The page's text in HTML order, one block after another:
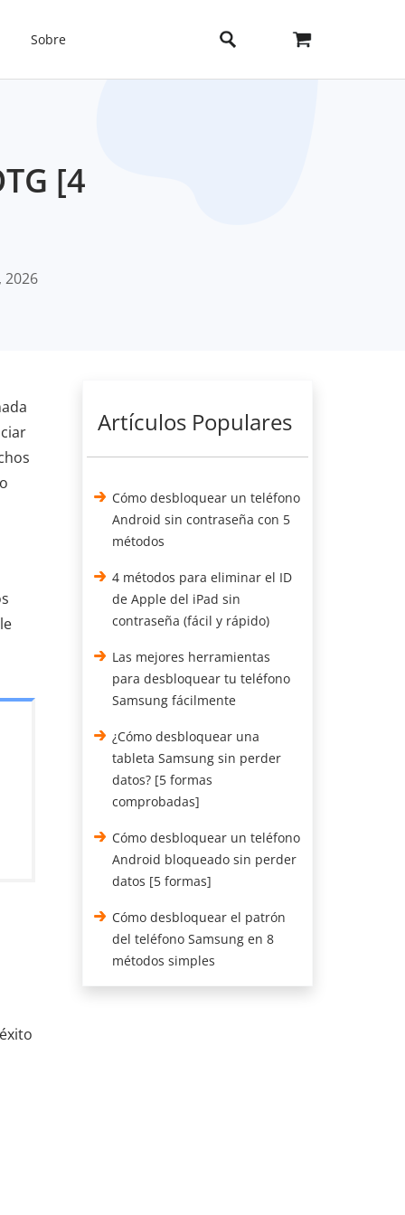
Sobre
[4
2026
Artículos Populares
Cómo desbloquear un teléfono
Android sin contraseña con 5
métodos
4 métodos para eliminar el ID
de Apple del iPad sin
contraseña (fácil y rápido)
Las mejores herramientas
para desbloquear tu teléfono
Samsung fácilmente
¿Cómo desbloquear una
tableta Samsung sin perder
datos? [5 formas
comprobadas]
Cómo desbloquear un teléfono
Android bloqueado sin perder
datos [5 formas]
Cómo desbloquear el patrón
del teléfono Samsung en 8
métodos simples